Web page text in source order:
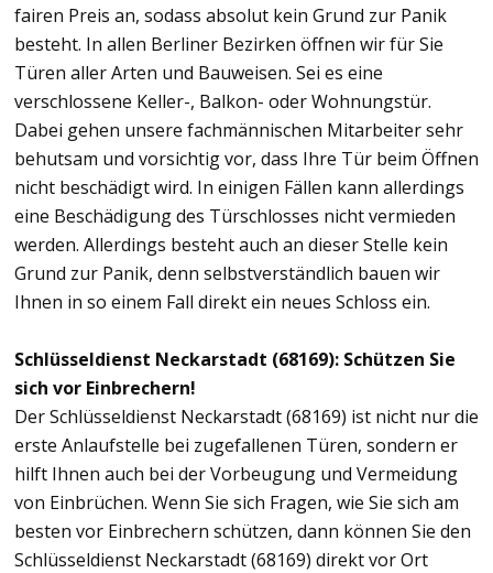
fairen Preis an, sodass absolut kein Grund zur Panik
besteht. In allen Berliner Bezirken öffnen wir für Sie
Türen aller Arten und Bauweisen. Sei es eine
verschlossene Keller-, Balkon- oder Wohnungstür.
Dabei gehen unsere fachmännischen Mitarbeiter sehr
behutsam und vorsichtig vor, dass Ihre Tür beim Öffnen
nicht beschädigt wird. In einigen Fällen kann allerdings
eine Beschädigung des Türschlosses nicht vermieden
werden. Allerdings besteht auch an dieser Stelle kein
Grund zur Panik, denn selbstverständlich bauen wir
Ihnen in so einem Fall direkt ein neues Schloss ein.
Schlüsseldienst Neckarstadt (68169): Schützen Sie
sich vor Einbrechern!
Der Schlüsseldienst Neckarstadt (68169) ist nicht nur die
erste Anlaufstelle bei zugefallenen Türen, sondern er
hilft Ihnen auch bei der Vorbeugung und Vermeidung
von Einbrüchen. Wenn Sie sich Fragen, wie Sie sich am
besten vor Einbrechern schützen, dann können Sie den
Schlüsseldienst Neckarstadt (68169) direkt vor Ort